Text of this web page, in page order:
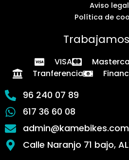
Aviso legal
Política de
VISA
Tranferencia
96 240 07 89
617 36 60 08
admin@kamebikes.com
Calle Naranjo 71 bajo,